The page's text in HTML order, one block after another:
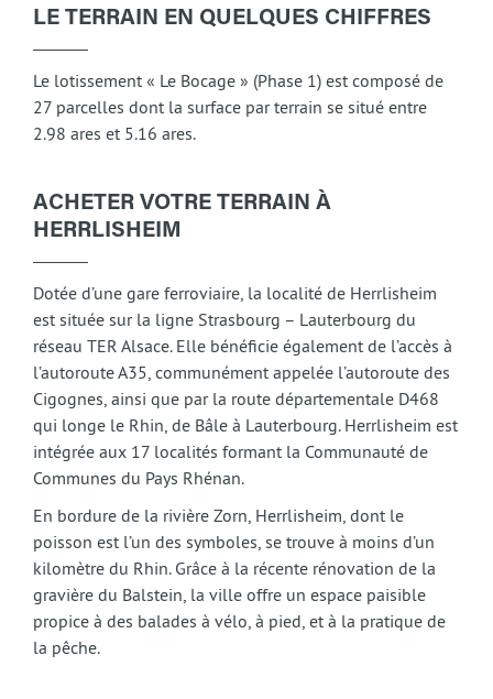
LE TERRAIN EN QUELQUES CHIFFRES
Le lotissement « Le Bocage » (Phase 1) est composé de
27 parcelles dont la surface par terrain se situé entre
2.98 ares et 5.16 ares.
ACHETER VOTRE TERRAIN À
HERRLISHEIM
Dotée d’une gare ferroviaire, la localité de Herrlisheim
est située sur la ligne Strasbourg – Lauterbourg du
réseau TER Alsace. Elle bénéficie également de l’accès à
l’autoroute A35, communément appelée l’autoroute des
Cigognes, ainsi que par la route départementale D468
qui longe le Rhin, de Bâle à Lauterbourg. Herrlisheim est
intégrée aux 17 localités formant la Communauté de
Communes du Pays Rhénan.
En bordure de la rivière Zorn, Herrlisheim, dont le
poisson est l’un des symboles, se trouve à moins d’un
kilomètre du Rhin. Grâce à la récente rénovation de la
gravière du Balstein, la ville offre un espace paisible
propice à des balades à vélo, à pied, et à la pratique de
la pêche.